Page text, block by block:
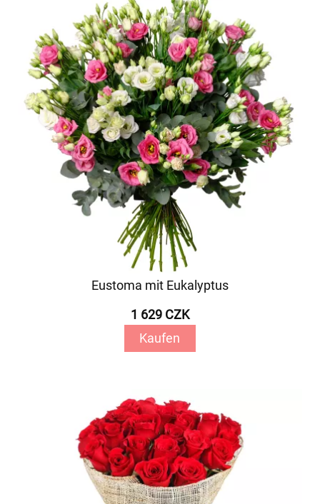
Eustoma mit Eukalyptus
1 629 CZK
Kaufen